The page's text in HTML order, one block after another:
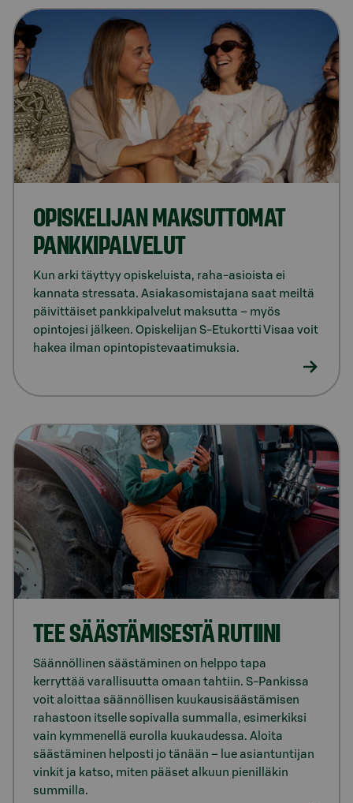
OPIS­KE­LI­JAN MAK­SUT­TO­MAT
PANKKI­PALVELUT
Kun arki täyttyy opiskeluista, raha-asioista ei
kannata stressata. Asiakasomistajana saat meiltä
päivittäiset pankkipalvelut maksutta – myös
opintojesi jälkeen. Opiskelijan S-Etukortti Visaa voit
hakea ilman opintopistevaatimuksia.
TEE SÄÄS­TÄ­MI­SES­TÄ RUTIINI
Säännöllinen säästäminen on helppo tapa
kerryttää varallisuutta omaan tahtiin. S-Pankissa
voit aloittaa säännöllisen kuukausisäästämisen
rahastoon itselle sopivalla summalla, esimerkiksi
vain kymmenellä eurolla kuukaudessa. Aloita
säästäminen helposti jo tänään – lue asiantuntijan
vinkit ja katso, miten pääset alkuun pienilläkin
summilla.